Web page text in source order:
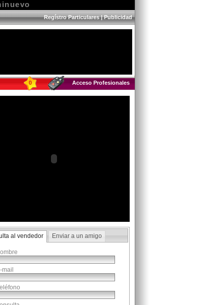
Regístro Particulares|Publicidad
0 Acceso Profesionales
al vendedor Enviar a un amigo
mail